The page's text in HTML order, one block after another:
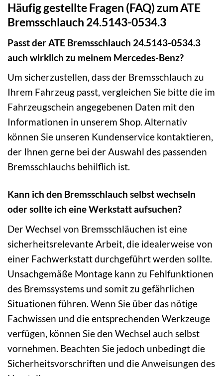
Häufig gestellte Fragen (FAQ) zum ATE
Bremsschlauch 24.5143-0534.3
Passt der ATE Bremsschlauch 24.5143-0534.3
auch wirklich zu meinem Mercedes-Benz?
Um sicherzustellen, dass der Bremsschlauch zu
Ihrem Fahrzeug passt, vergleichen Sie bitte die im
Fahrzeugschein angegebenen Daten mit den
Informationen in unserem Shop. Alternativ
können Sie unseren Kundenservice kontaktieren,
der Ihnen gerne bei der Auswahl des passenden
Bremsschlauchs behilflich ist.
Kann ich den Bremsschlauch selbst wechseln
oder sollte ich eine Werkstatt aufsuchen?
Der Wechsel von Bremsschläuchen ist eine
sicherheitsrelevante Arbeit, die idealerweise von
einer Fachwerkstatt durchgeführt werden sollte.
Unsachgemäße Montage kann zu Fehlfunktionen
des Bremssystems und somit zu gefährlichen
Situationen führen. Wenn Sie über das nötige
Fachwissen und die entsprechenden Werkzeuge
verfügen, können Sie den Wechsel auch selbst
vornehmen. Beachten Sie jedoch unbedingt die
Sicherheitsvorschriften und die Anweisungen des